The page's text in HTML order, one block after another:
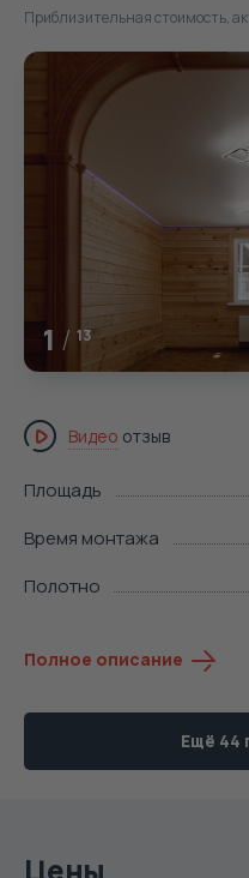
Приблизительная стоимость,
1 /13
Видео отзыв
Площадь
Время монтажа
Полотно
Полное описание
Ещё 44